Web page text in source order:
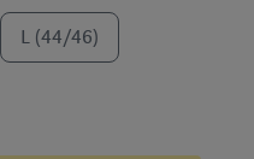
L (44/46)